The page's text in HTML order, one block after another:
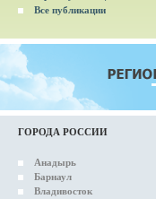
Все публикации
ГОРОДА РОССИИ
Анадырь
Барнаул
Владивосток